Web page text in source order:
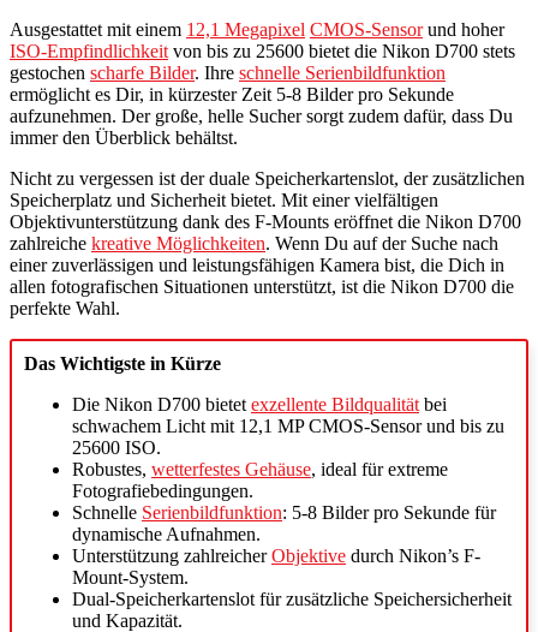
Ausgestattet mit einem 12,1 Megapixel CMOS-Sensorund hoher
ISO-Empfindlichkeit von bis zu 25600 bietet die Nikon D700 stets
gestochen scharfe Bilder. Ihre schnelle Serienbildfunktion
ermöglicht es Dir, in kürzester Zeit 5-8 Bilder pro Sekunde
aufzunehmen. Der große, helle Sucher sorgt zudem dafür, dass Du
immer den Überblick behältst.
Nicht zu vergessen ist der duale Speicherkartenslot, der zusätzlichen
Speicherplatz und Sicherheit bietet. Mit einer vielfältigen
Objektivunterstützung dank des F-Mounts eröffnet die Nikon D700
zahlreiche kreative Möglichkeiten. Wenn Du auf der Suche nach
einer zuverlässigen und leistungsfähigen Kamera bist, die Dich in
allen fotografischen Situationen unterstützt, ist die Nikon D700 die
perfekte Wahl.
Das Wichtigste in Kürze
Die Nikon D700 bietet exzellente Bildqualität bei
schwachem Licht mit 12,1 MP CMOS-Sensor und bis zu
25600 ISO.
Robustes, wetterfestes Gehäuse, ideal für extreme
Fotografiebedingungen.
Schnelle Serienbildfunktion: 5-8 Bilder pro Sekunde für
dynamische Aufnahmen.
Unterstützung zahlreicherObjektive durch Nikon’s F-
Mount-System.
Dual-Speicherkartenslot für zusätzliche Speichersicherheit
und Kapazität.